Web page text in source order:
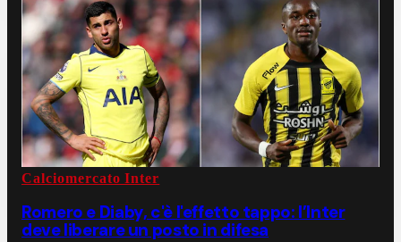
Calciomercato Inter
Romero e Diaby, c'è l'effetto tappo: l’Inter
deve liberare un posto in difesa